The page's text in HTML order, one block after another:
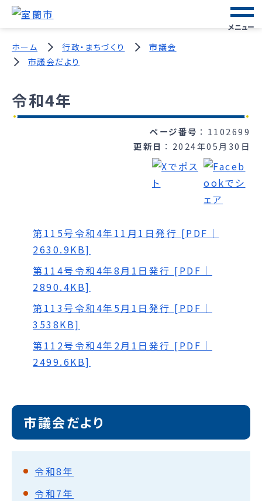
メニュー
ホーム 行政・まちづくり
市議会
市議会だより
令和4年
ページ番号
1102699
更新日
2024年05月30日
第115号令和4年11月1日発行 [PDF｜
2630.9KB]
第114号令和4年8月1日発行 [PDF｜
2890.4KB]
第113号令和4年5月1日発行 [PDF｜
3538KB]
第112号令和4年2月1日発行 [PDF｜
2499.6KB]
市議会だより
令和8年
令和7年